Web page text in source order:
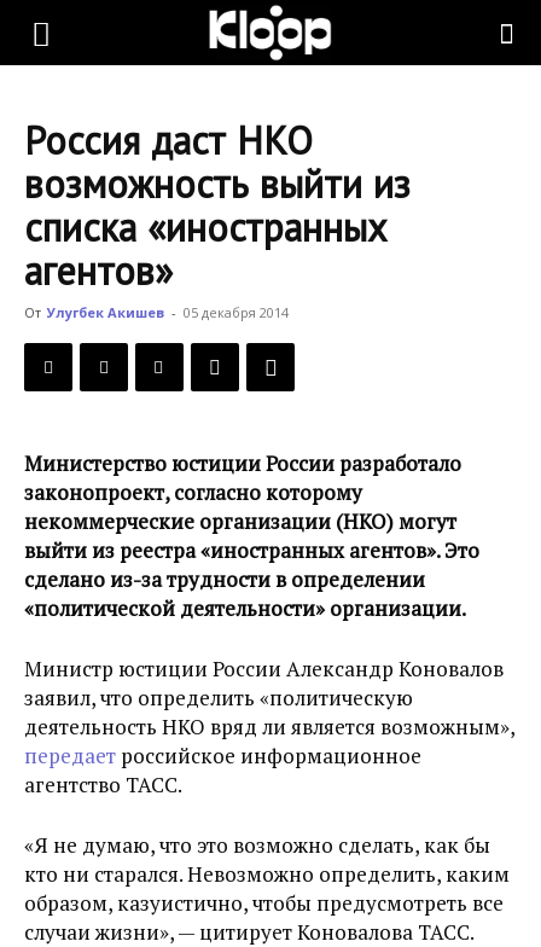
KLOOP.KG
Новости
Кыргызстана
Россия даст НКО
возможность выйти из
списка «иностранных
агентов»
От Улугбек Акишев - 05 декабря 2014
Министерство юстиции России разработало
законопроект, согласно которому
некоммерческие организации (НКО) могут
выйти из реестра «иностранных агентов». Это
сделано из-за трудности в определении
«политической деятельности» организации.
Министр юстиции России Александр Коновалов
заявил, что определить «политическую
деятельность НКО вряд ли является возможным»,
передает российское информационное
агентство ТАСС.
«Я не думаю, что это возможно сделать, как бы
кто ни старался. Невозможно определить, каким
образом, казуистично, чтобы предусмотреть все
случаи жизни», — цитирует Коновалова ТАСС.